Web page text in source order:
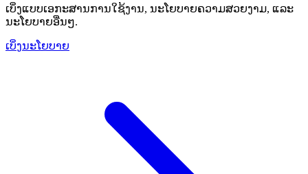
ເບິ່ງແບບເອກະສານການໃຊ້ງານ, ນະໂຍບາຍຄວາມສວຍງາມ, ແລະ
ນະໂຍບາຍອື່ນໆ.
ເບິ່ງນະໂຍບາຍ